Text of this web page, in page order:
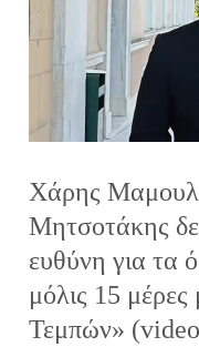
Χάρης
Μητσοτάκης
ευθύνη για τα
μόλις 15
Τεμπών»